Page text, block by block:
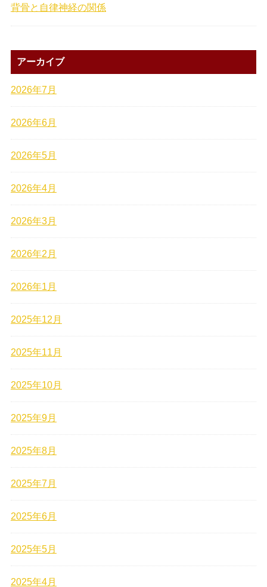
背骨と自律神経の関係
アーカイブ
2026年7月
2026年6月
2026年5月
2026年4月
2026年3月
2026年2月
2026年1月
2025年12月
2025年11月
2025年10月
2025年9月
2025年8月
2025年7月
2025年6月
2025年5月
2025年4月